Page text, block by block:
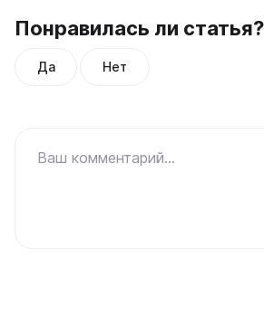
Понравилась ли статья?
Да Нет
Ваш комментарий...